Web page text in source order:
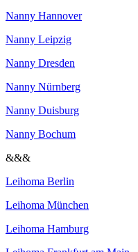
Nanny Hannover
Nanny Leipzig
Nanny Dresden
Nanny Nürnberg
Nanny Duisburg
Nanny Bochum
&&&
Leihoma Berlin
Leihoma München
Leihoma Hamburg